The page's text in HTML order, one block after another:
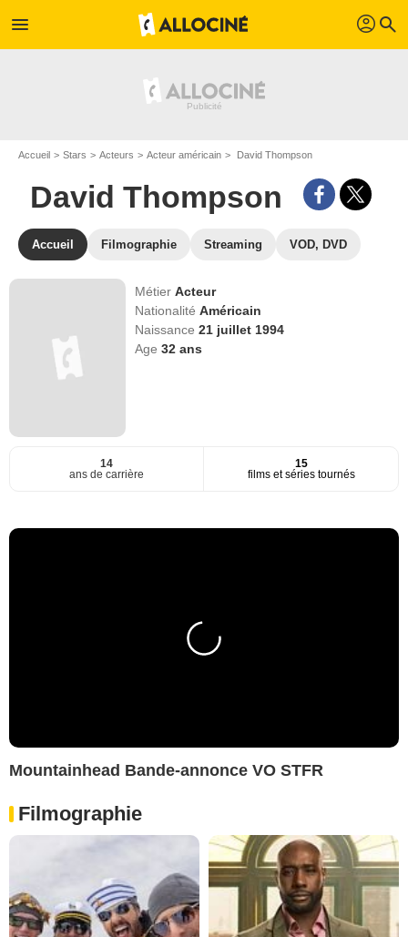
menu profil search
Accueil Stars Acteurs Acteur américain David Thompson
David Thompson
Accueil Filmographie Streaming VOD, DVD
MétierActeur
NationalitéAméricain
Naissance21 juillet 1994
Age32 ans
14
ans de carrière
15
films et séries tournés
Mountainhead Bande-annonce VO STFR
Filmographie